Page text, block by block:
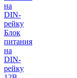
на
DIN-
рейку
Блок
питания
на
DIN-
рейку